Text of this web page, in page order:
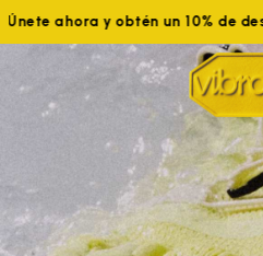
ahora y obtén un 10% de